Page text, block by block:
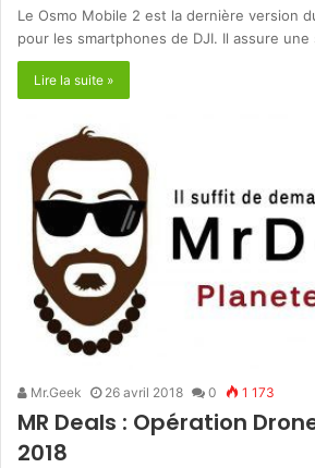
Le Osmo Mobile 2 est la dernière version
pour les smartphones de DJI. Il assure
Lire la suite »
Mr.Geek 26 avril 2018 0 1 173
MR Deals : Opération
2018